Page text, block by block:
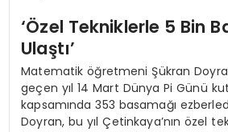
‘Özel Tekniklerle 5 Bin
Ulaştı’
Matematik öğretmeni Şükran
geçen yıl 14 Mart Dünya Pi Günü
kapsamında 353 basamağı
Doyran, bu yıl Çetinkaya’nın özel